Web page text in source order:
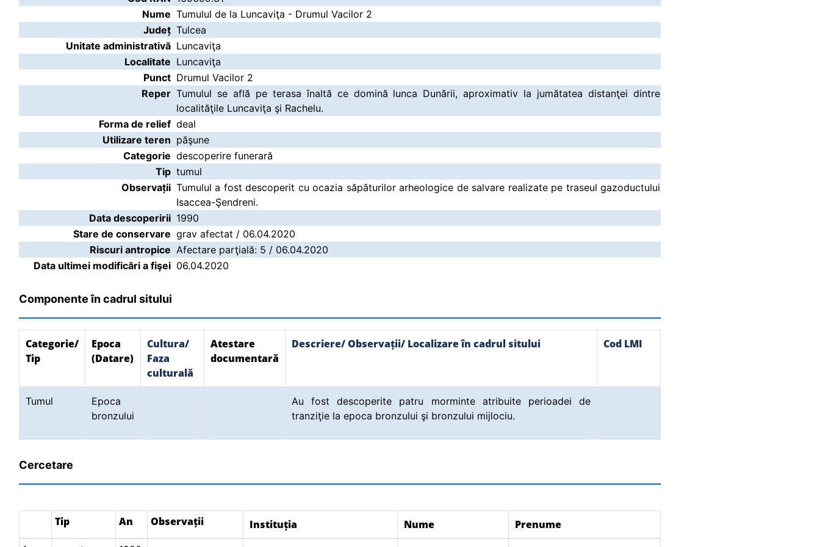
Nume Tumulul de la Luncaviţa - Drumul Vacilor 2
Județ Tulcea
Unitate administrativă Luncaviţa
Localitate Luncaviţa
Punct Drumul Vacilor 2
Reper Tumulul se află pe terasa înaltă ce domină lunca Dunării, aproximativ la jumătatea distanţei dintre
localităţile Luncaviţa şi Rachelu.
Forma de relief deal
Utilizare teren păşune
Categorie descoperire funerară
Tip tumul
Observații Tumulul a fost descoperit cu ocazia săpăturilor arheologice de salvare realizate pe traseul gazoductului
Isaccea-Şendreni.
Data descoperirii 1990
Stare de conservare grav afectat / 06.04.2020
Riscuri antropice Afectare parţială: 5 / 06.04.2020
Data ultimei modificări a fişei 06.04.2020
Componente în cadrul sitului
Categorie/
Tip
Epoca
(Datare)
Cultura/
Faza
culturală
Atestare
documentară
Descriere/ Observații/ Localizare în cadrul sitului Cod LMI
Tumul
Epoca
bronzului
Au fost descoperite patru morminte atribuite perioadei de
tranziţie la epoca bronzului şi bronzului mijlociu.
Cercetare
Tip An Observații Instituția Nume Prenume